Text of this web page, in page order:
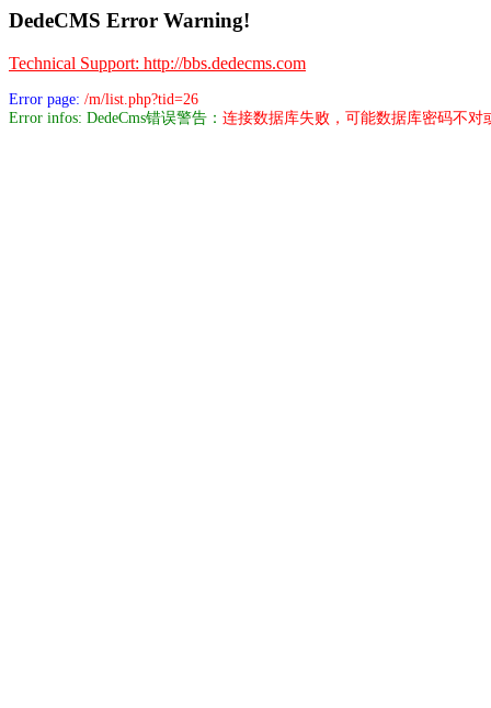
DedeCMS Error Warning!
Technical Support: http://bbs.dedecms.com
Error page: /m/list.php?tid=26
Error infos: DedeCms错误警告： 连接数据库失败，可能数据库密码不对